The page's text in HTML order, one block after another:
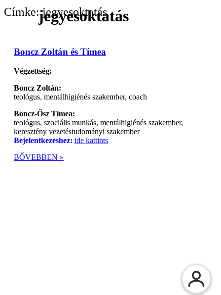
jegyesoktatás
Címke: jegyesoktatás
Boncz Zoltán és Tímea
Végzettség:
Boncz Zoltán:
teológus, mentálhigiénés szakember, coach
Boncz-Ősz Tímea:
teológus, szociális munkás, mentálhigiénés szakember,
keresztény vezetéstudományi szakember
Bejelentkezéshez: ide kattints
BŐVEBBEN »